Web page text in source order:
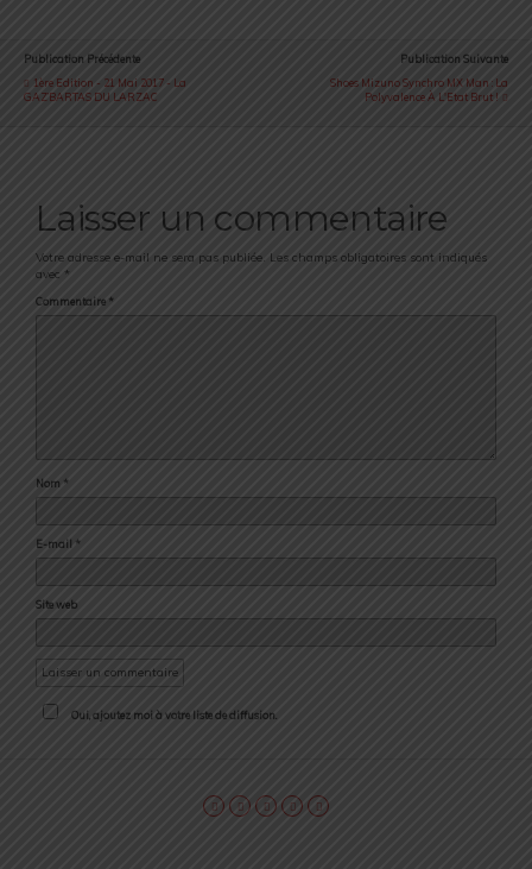
Publication Précédente
1ère Edition - 21 Mai 2017 - La
GAZ’BARTAS DU LARZAC
Publication Suivante
Shoes Mizuno Synchro MX Man : La
Polyvalence À L'Etat Brut !
Laisser un commentaire
Votre adresse e-mail ne sera pas publiée. Les champs obligatoires sont indiqués
avec *
Commentaire *
Nom *
E-mail *
Site web
Oui, ajoutez moi à votre liste de diffusion.